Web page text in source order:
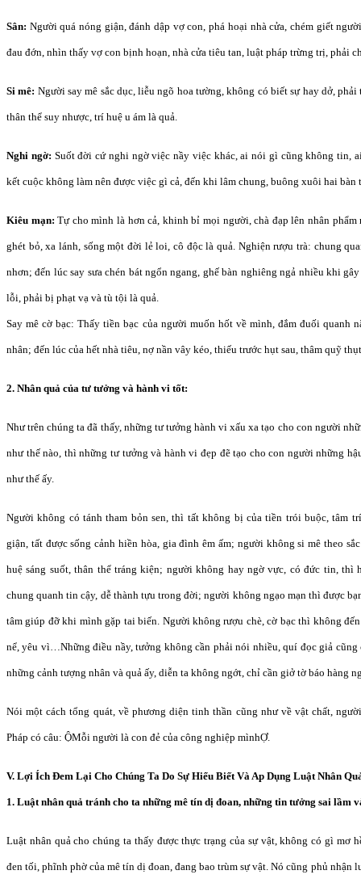
Sân: Người quá nóng giận, đánh dập vợ con, phá hoại nhà cửa, chém giết
đau đớn, nhìn thấy vợ con bịnh hoạn, nhà cửa tiêu tan, luật pháp trừng trị, phải
Si mê: Người say mê sắc dục, liễu ngõ hoa tường, không có biết sự hay dở,
thân thể suy nhược, trí huệ u ám là quả.
Nghi ngờ: Suốt đời cứ nghi ngờ việc nầy việc khác, ai nói gì cũng không tin,
kết cuộc không làm nên được việc gì cả, đến khi lâm chung, buông xuôi hai bàn
Kiêu mạn: Tự cho mình là hơn cả, khinh bỉ mọi người, chà đạp lên nhân
ghét bỏ, xa lánh, sống một đời lẻ loi, cô độc là quả. Nghiện rượu trà: chung
nhơn; đến lúc say sưa chén bát ngổn ngang, ghế bàn nghiêng ngả nhiều khi
lỗi, phải bị phạt vạ và tù tội là quả.
Say mê cờ bạc: Thấy tiền bạc của người muốn hốt về mình, đắm đuối quanh
nhân; đến lúc của hết nhà tiêu, nợ nần vây kéo, thiếu trước hụt sau, thâm quỹ
2. Nhân quả của tư tưởng và hành vi tốt:
Như trên chúng ta đã thấy, những tư tưởng hành vi xấu xa tạo cho con người
như thế nào, thì những tư tưởng và hành vi đẹp đẽ tạo cho con người những
như thế ấy.
Người không có tánh tham bỏn sen, thì tất không bị của tiền trói buộc, tâm
giận, tất được sống cảnh hiền hòa, gia đình êm ấm; người không si mê theo
huệ sáng suốt, thân thể tráng kiện; người không hay ngờ vực, có đức tin, thì
chung quanh tin cậy, dễ thành tựu trong đời; người không ngạo mạn thì được
tâm giúp đỡ khi mình gặp tai biến. Người không rượu chè, cờ bạc thì không
nể, yêu vì…Những điều nầy, tưởng không cần phải nói nhiều, quí đọc giả cũng
những cảnh tượng nhân và quả ấy, diễn ta không ngớt, chỉ cần giở tờ báo hàng
Nói một cách tổng quát, về phương diện tinh thần cũng như về vật chất,
Pháp có câu: ỘMỗi người là con đẻ của công nghiệp mìnhỢ.
V. Lợi Ích Ðem Lại Cho Chúng Ta Do Sự Hiểu Biết Và Ap Dụng Luật Nhân
1. Luật nhân quả tránh cho ta những mê tín dị đoan, những tin tưởng sai lầm
Luật nhân quả cho chúng ta thấy được thực trạng của sự vật, không có gì mơ
đen tối, phĩnh phờ của mê tín dị đoan, đang bao trùm sự vật. Nó cũng phủ nhận